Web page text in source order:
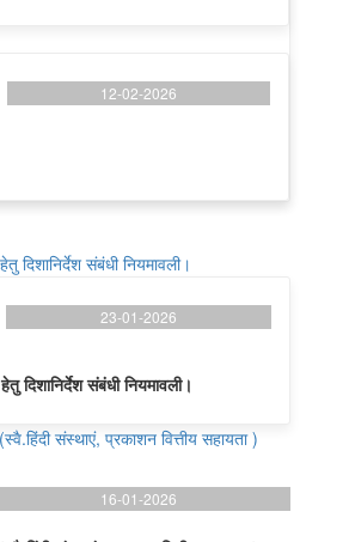
12-02-2026
दिशानिर्देश संबंधी नियमावली।
23-01-2026
दिशानिर्देश संबंधी नियमावली।
संस्थाएं, प्रकाशन वित्तीय सहायता )
16-01-2026